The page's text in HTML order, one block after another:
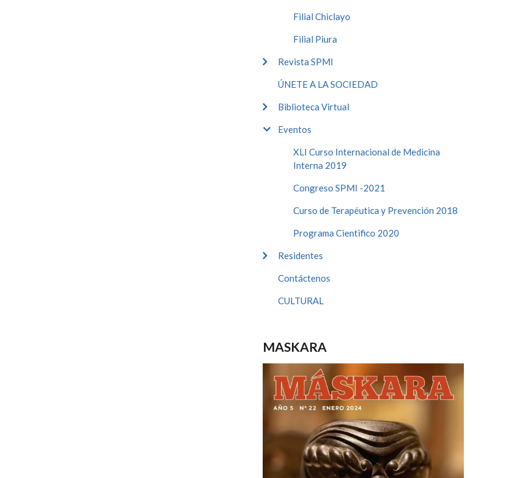
Filial Chiclayo
Filial Piura
Revista SPMI
ÚNETE A LA SOCIEDAD
Biblioteca Virtual
Eventos
XLI Curso Internacional de Medicina
Interna 2019
Congreso SPMI -2021
Curso de Terapéutica y Prevención 2018
Programa Cientifico 2020
Residentes
Contáctenos
CULTURAL
MASKARA